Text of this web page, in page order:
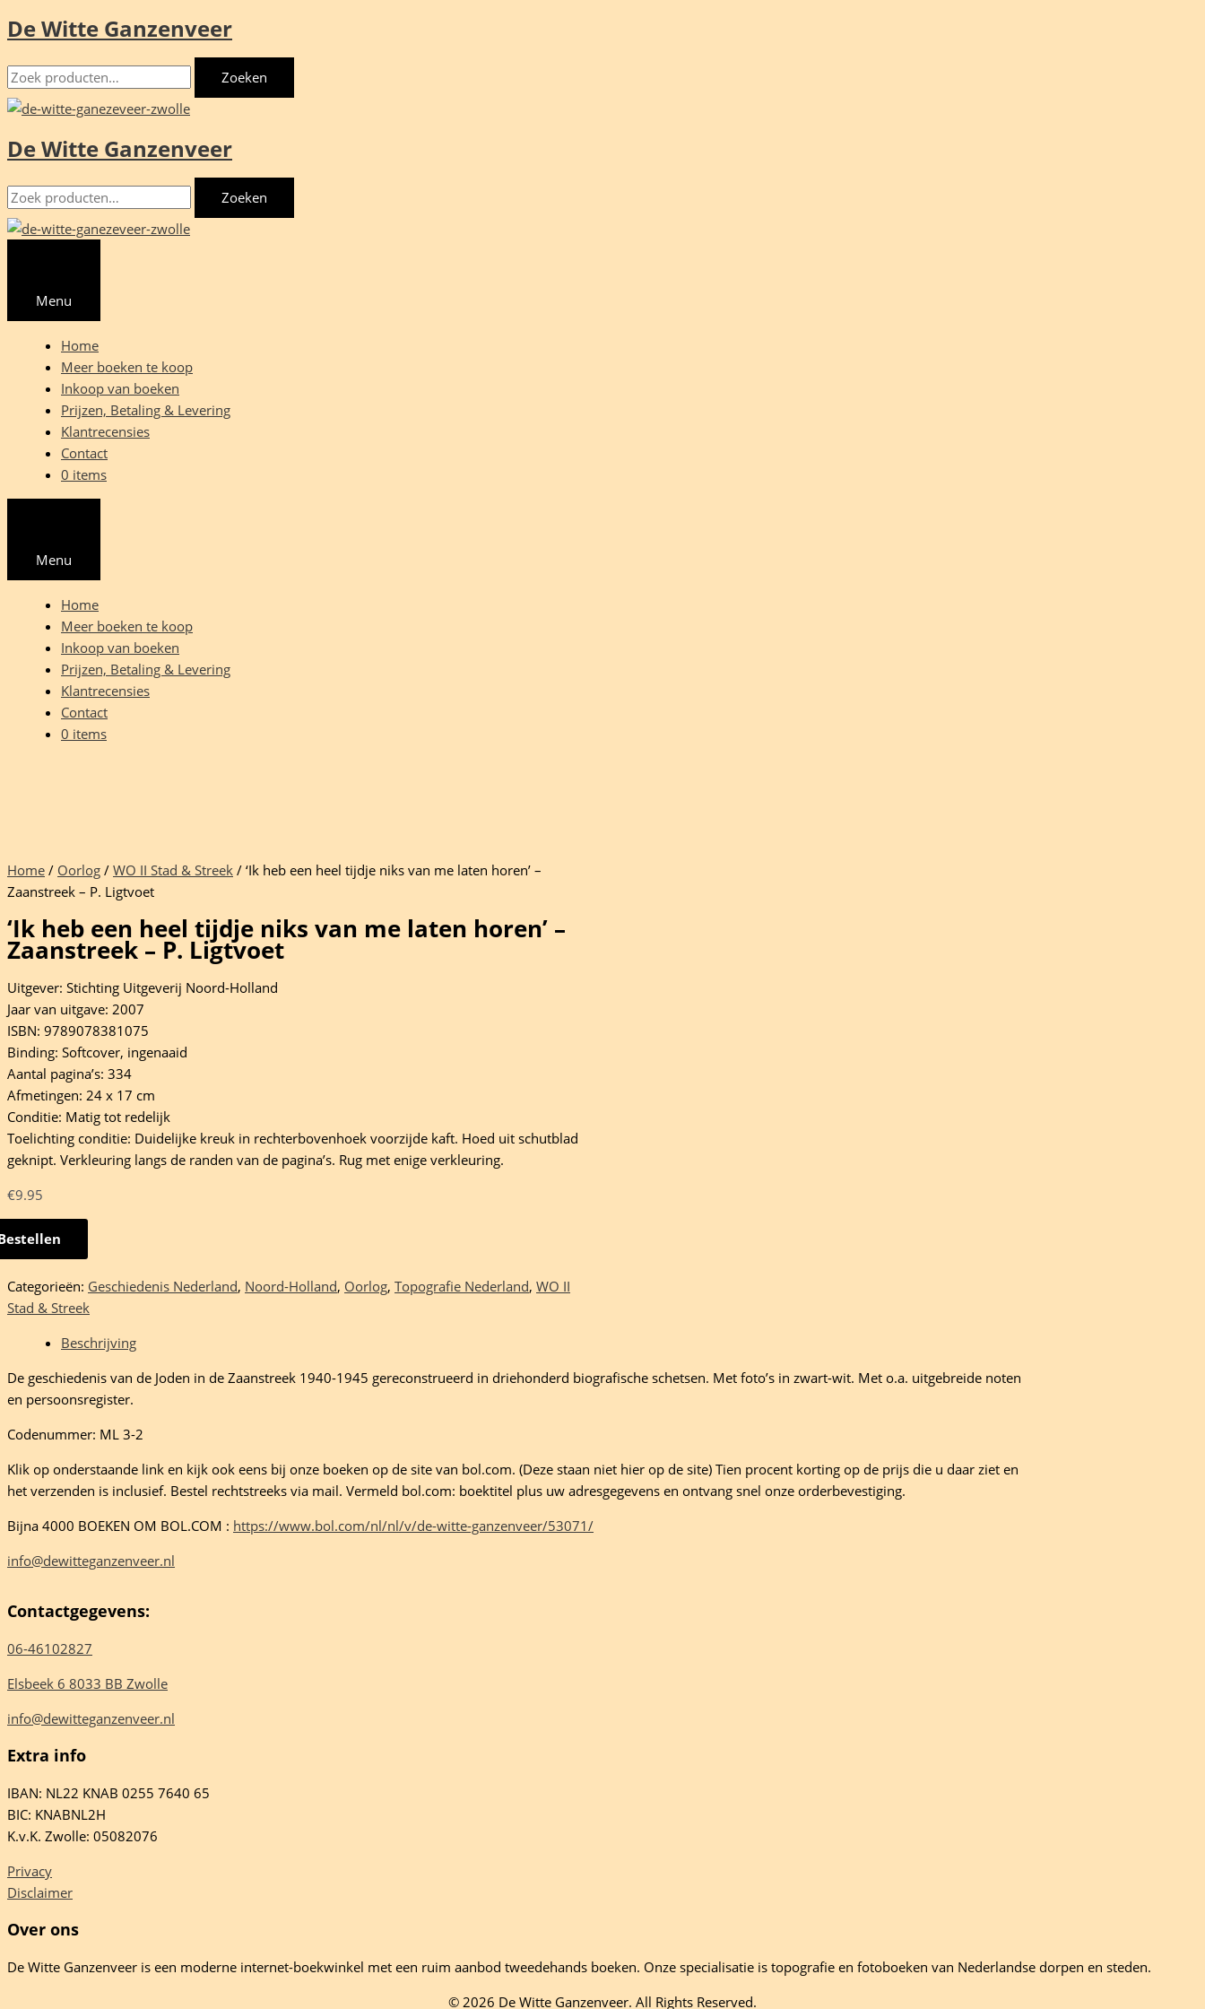
Ga
de
inhoud
De Witte Ganzenveer
Zoeken
naar:
Zoeken
De Witte Ganzenveer
Zoeken
naar:
Zoeken
Menu
Home
Meer boeken te koop
Inkoop van boeken
Prijzen, Betaling & Levering
Klantrecensies
Contact
0 items
Menu
Home
Meer boeken te koop
Inkoop van boeken
Prijzen, Betaling & Levering
Klantrecensies
Contact
0 items
Home / Oorlog / WO II Stad & Streek / ‘Ik heb een heel tijdje niks van me laten horen’ –
Zaanstreek – P. Ligtvoet
‘Ik heb een heel tijdje niks van me laten horen’ –
Zaanstreek – P. Ligtvoet
Uitgever: Stichting Uitgeverij Noord-Holland
Jaar van uitgave: 2007
ISBN: 9789078381075
Binding: Softcover, ingenaaid
Aantal pagina’s: 334
Afmetingen: 24 x 17 cm
Conditie: Matig tot redelijk
Toelichting conditie: Duidelijke kreuk in rechterbovenhoek voorzijde kaft. Hoed uit schutblad
geknipt. Verkleuring langs de randen van de pagina’s. Rug met enige verkleuring.
€9.95
Categorieën: Geschiedenis Nederland, Noord-Holland, Oorlog, Topografie Nederland, WO II
Stad & Streek
Beschrijving
De geschiedenis van de Joden in de Zaanstreek 1940-1945 gereconstrueerd in driehonderd biografische schetsen. Met foto’s in zwart-wit. Met o.a. uitgebreide noten
en persoonsregister.
Codenummer: ML 3-2
Klik op onderstaande link en kijk ook eens bij onze boeken op de site van bol.com. (Deze staan niet hier op de site) Tien procent korting op de prijs die u daar ziet en
het verzenden is inclusief. Bestel rechtstreeks via mail. Vermeld bol.com: boektitel plus uw adresgegevens en ontvang snel onze orderbevestiging.
Bijna 4000 BOEKEN OM BOL.COM : https://www.bol.com/nl/nl/v/de-witte-ganzenveer/53071/
info@dewitteganzenveer.nl
Contactgegevens:
06-46102827
Elsbeek 6 8033 BB Zwolle
info@dewitteganzenveer.nl
Extra info
IBAN: NL22 KNAB 0255 7640 65
BIC: KNABNL2H
K.v.K. Zwolle: 05082076
Privacy
Disclaimer
Over ons
De Witte Ganzenveer is een moderne internet-boekwinkel met een ruim aanbod tweedehands boeken. Onze specialisatie is topografie en fotoboeken van Nederlandse dorpen en steden.
© 2026 De Witte Ganzenveer. All Rights Reserved.